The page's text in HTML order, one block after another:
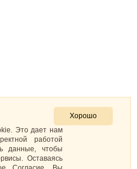
Хорошо
Это дает нам
работой
данные, чтобы
Оставаясь